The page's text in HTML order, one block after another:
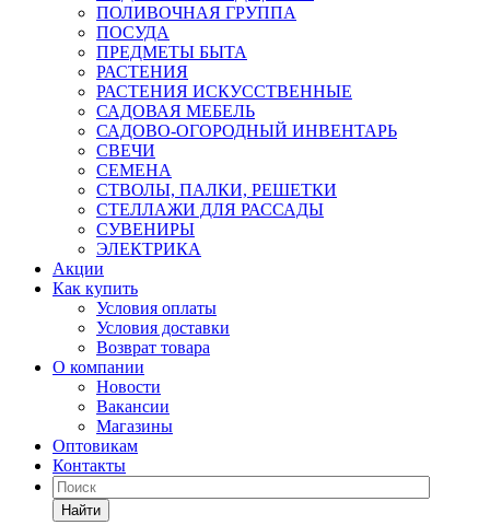
ПОЛИВОЧНАЯ ГРУППА
ПОСУДА
ПРЕДМЕТЫ БЫТА
РАСТЕНИЯ
РАСТЕНИЯ ИСКУССТВЕННЫЕ
САДОВАЯ МЕБЕЛЬ
САДОВО-ОГОРОДНЫЙ ИНВЕНТАРЬ
СВЕЧИ
СЕМЕНА
СТВОЛЫ, ПАЛКИ, РЕШЕТКИ
СТЕЛЛАЖИ ДЛЯ РАССАДЫ
СУВЕНИРЫ
ЭЛЕКТРИКА
Акции
Как купить
Условия оплаты
Условия доставки
Возврат товара
О компании
Новости
Вакансии
Магазины
Оптовикам
Контакты
Найти